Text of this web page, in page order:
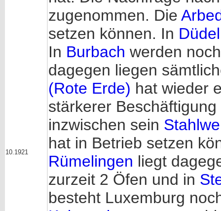
10.1921
zugenommen. Die
setzen können. In
In Burbach werden
dagegen liegen
(Rote Erde) hat wieder
stärkerer
inzwischen sein
hat in Betrieb setzen
Rümelingen liegt
zurzeit 2 Öfen und in
besteht Luxemburg